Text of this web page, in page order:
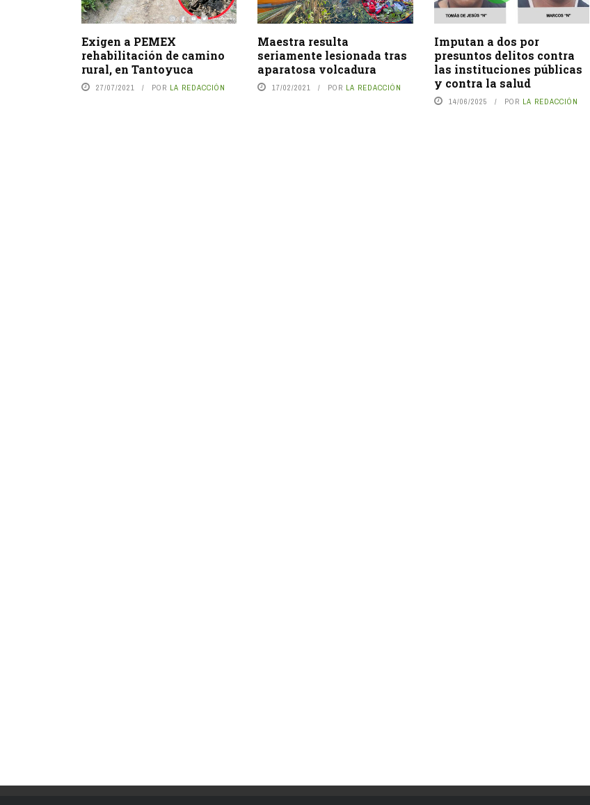
Exigen a PEMEX
rehabilitación de camino
rural, en Tantoyuca
27/07/2021 POR LA REDACCIÓN
Maestra resulta
seriamente lesionada tras
aparatosa volcadura
17/02/2021 POR LA REDACCIÓN
Imputan a dos por
presuntos delitos contra
las instituciones públicas
y contra la salud
14/06/2025 POR LA REDACCIÓN